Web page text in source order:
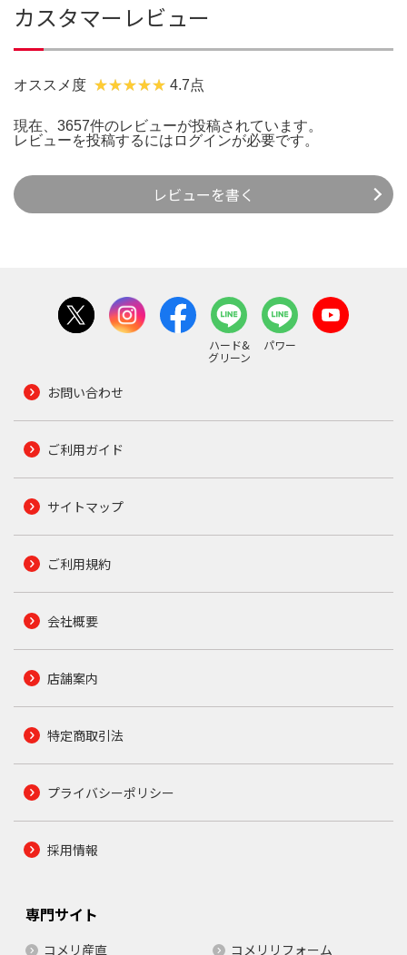
カスタマーレビュー
オススメ度 4.7点
現在、3657件のレビューが投稿されています。
レビューを投稿するには ログインが必要です。
レビューを書く
ハード&
グリーン
パワー
お問い合わせ
ご利用ガイド
サイトマップ
ご利用規約
会社概要
店舗案内
特定商取引法
プライバシーポリシー
採用情報
専門サイト
コメリ産直 コメリリフォーム